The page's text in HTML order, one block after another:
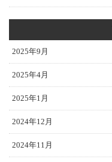
2025年9月
2025年4月
2025年1月
2024年12月
2024年11月